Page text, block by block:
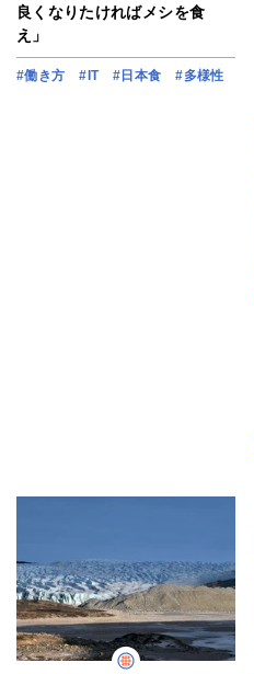
良くなりたければメシを食
え」
#働き方 #IT #日本食 #多様性